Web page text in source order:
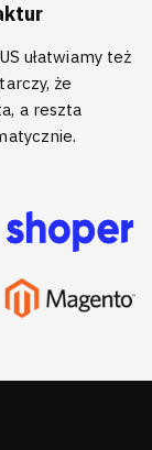
ułatwiamy też
że
a reszta